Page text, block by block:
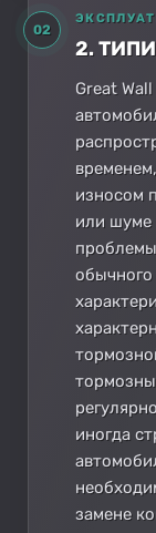
02
2.
Great
износом
или шуме
иногда
замене